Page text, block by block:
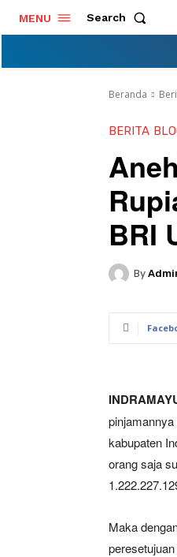
MENU Search
Beranda
BERITA
BRI
By
kabupaten
orang saja
Maka